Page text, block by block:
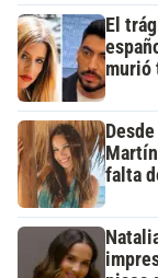
El
murió
falta